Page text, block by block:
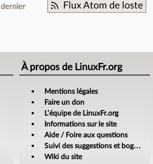
Flux Atom de loste
dernier
À propos de LinuxFr.org
Mentions légales
Faire un don
L’équipe de LinuxFr.org
Informations sur le site
Aide / Foire aux questions
Suivi des suggestions et bogues
Wiki du site